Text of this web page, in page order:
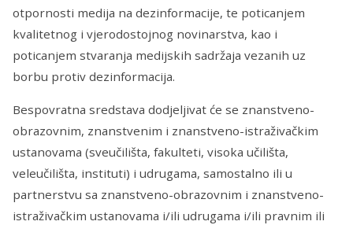
otpornosti medija na dezinformacije, te poticanjem
kvalitetnog i vjerodostojnog novinarstva, kao i
poticanjem stvaranja medijskih sadržaja vezanih uz
borbu protiv dezinformacija.
Bespovratna sredstava dodjeljivat će se znanstveno-
obrazovnim, znanstvenim i znanstveno-istraživačkim
ustanovama (sveučilišta, fakulteti, visoka učilišta,
veleučilišta, instituti) i udrugama, samostalno ili u
partnerstvu sa znanstveno-obrazovnim i znanstveno-
istraživačkim ustanovama i/ili udrugama i/ili pravnim ili